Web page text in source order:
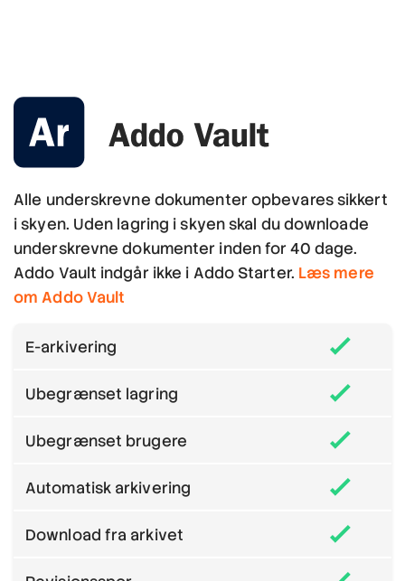
Alle underskrevne dokumenter opbevares sikkert
i skyen. Uden lagring i skyen skal du downloade
underskrevne dokumenter inden for 40 dage.
Addo Vault indgår ikke i Addo Starter. Læs mere
om Addo Vault
E-arkivering
Ubegrænset lagring
Ubegrænset brugere
Automatisk arkivering
Download fra arkivet